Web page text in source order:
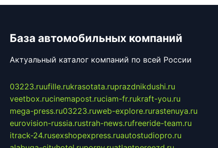
База автомобильных компаний
Актуальный каталог компаний по всей России
03223.ruufille.rukrasotata.ruprazdnikdushi.ru
veetbox.rucinemapost.ruciam-fr.rukraft-you.ru
mega-press.ru03223.ruweb-explore.rurastenuya.ru
eurovision-russia.rustrah-news.rufreeride-team.ru
itrack-24.rusexshopexpress.ruautostudiopro.ru